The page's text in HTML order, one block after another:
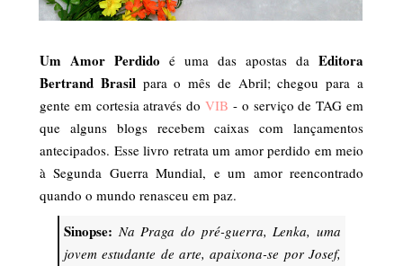
Um Amor Perdido é uma das apostas da Editora
Bertrand Brasilpara o mês de Abril; chegou para a
gente em cortesia através doVIB - o serviço de TAG em
que alguns blogs recebem caixas com lançamentos
antecipados. Esse livro retrata um amor perdido em meio
à Segunda Guerra Mundial, e um amor reencontrado
quando o mundo renasceu em paz.
Sinopse:Na Praga do pré-guerra, Lenka, uma
jovem estudante de arte, apaixona-se por Josef,